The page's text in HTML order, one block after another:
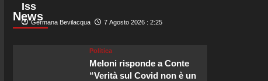
News
Iss
Germana Bevilacqua 7 Agosto 2026 : 2:25
Politica
Meloni risponde a Conte
“Verità sul Covid non è un